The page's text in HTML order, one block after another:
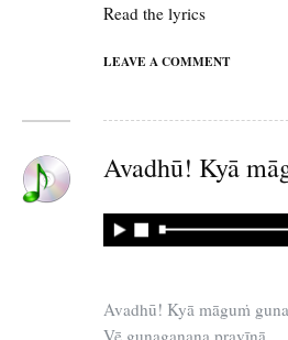
Read the lyrics
LEAVE A COMMENT
Avadhū! Kyā
Avadhū! Kyā māguṁ
Vē gunaganana pravīnā,